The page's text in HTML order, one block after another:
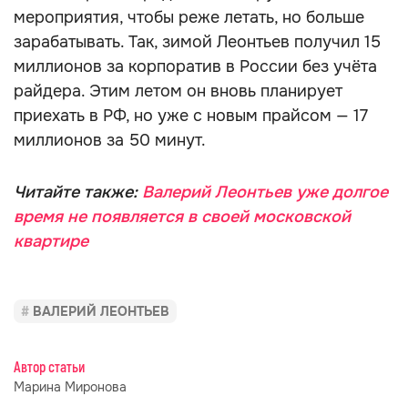
мероприятия, чтобы реже летать, но больше
зарабатывать. Так, зимой Леонтьев получил 15
миллионов за корпоратив в России без учёта
райдера. Этим летом он вновь планирует
приехать в РФ, но уже с новым прайсом — 17
миллионов за 50 минут.
Читайте также: Валерий Леонтьев уже долгое
время не появляется в своей московской
квартире
ВАЛЕРИЙ ЛЕОНТЬЕВ
Автор статьи
Марина Миронова